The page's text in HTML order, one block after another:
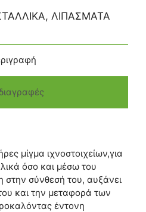
, ΛΙΠΑΣΜΑΤΑ
μίγμα ιχνοστοιχείων,για
όσο και μέσω του
στην σύνθεσή του, αυξάνει
και την μεταφορά των
έντονη